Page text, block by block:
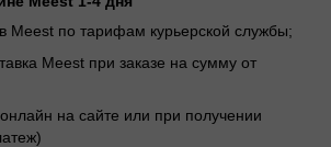
Meest по тарифам курьерской службы;
Meest при заказе на сумму от
на сайте или при получении